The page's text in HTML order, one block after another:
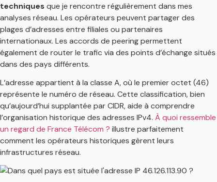
techniques que je rencontre régulièrement dans mes
analyses réseau. Les opérateurs peuvent partager des
plages d’adresses entre filiales ou partenaires
internationaux. Les accords de peering permettent
également de router le trafic via des points d’échange situés
dans des pays différents.
L’adresse appartient à la classe A, où le premier octet (46)
représente le numéro de réseau. Cette classification, bien
qu’aujourd’hui supplantée par CIDR, aide à comprendre
l’organisation historique des adresses IPv4. À quoi ressemble
un regard de France Télécom ? illustre parfaitement
comment les opérateurs historiques gèrent leurs
infrastructures réseau.